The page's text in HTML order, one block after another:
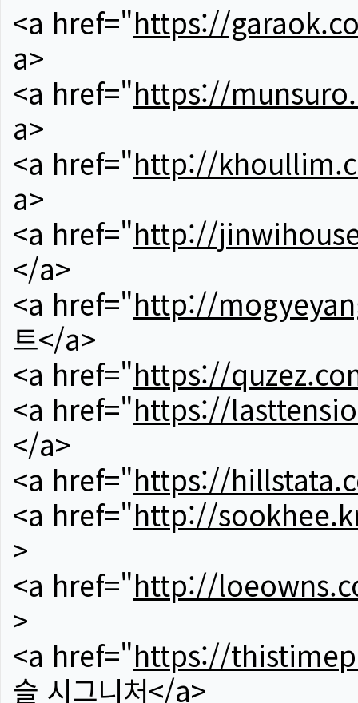
<a href="https://
a>
<a href="https://
a>
<a href="http://
a>
<a href="http://
</a>
<a href="http://
트</a>
<a href="https://
<a href="https://
</a>
<a href="https://
<a href="http://
>
<a href="http://
>
<a href="https://
슬 시그니처</a>